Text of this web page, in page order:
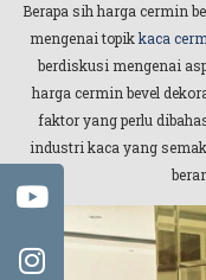
Berapa sih harga cermin
mengenai topikkaca
berdiskusi mengenai
harga cermin bevel
faktor yang perlu
industri kaca yang